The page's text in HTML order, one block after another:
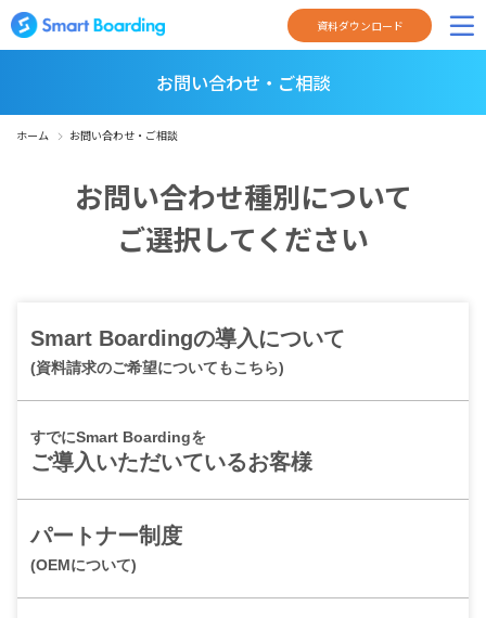
資料ダウンロード
お問い合わせ・ご相談
ホーム お問い合わせ・ご相談
お問い合わせ種別について
ご選択してください
Smart Boardingの導入について
(資料請求のご希望についてもこちら)
すでにSmart Boardingを
ご導入いただいているお客様
パートナー制度
(OEMについて)